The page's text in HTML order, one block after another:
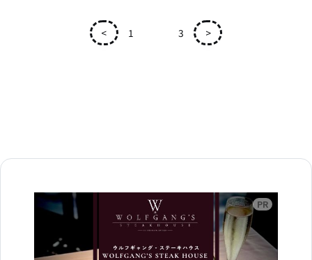
< 1 3 >
広告